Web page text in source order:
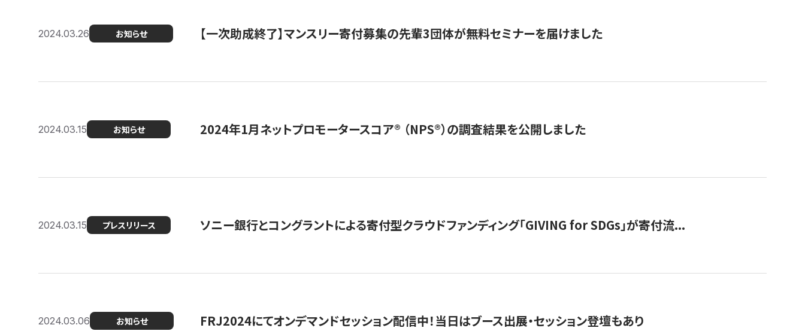
2024.03.26 お知らせ 【一次助成終了】マンスリー寄付募集の先輩3団体が無料セミナーを届けました
2024.03.15 お知らせ 2024年1月ネットプロモータースコア®︎ （NPS®︎）の調査結果を公開しました
2024.03.15 プレスリリース ソニー銀行とコングラントによる寄付型クラウドファンディング「GIVING for SDGs」が寄付流...
2024.03.06 お知らせ FRJ2024にてオンデマンドセッション配信中！当日はブース出展・セッション登壇もあり